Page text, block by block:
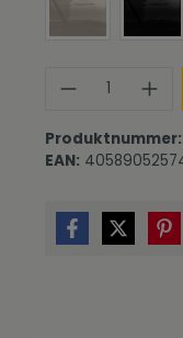
Produkt
Produktnummer:
EAN: